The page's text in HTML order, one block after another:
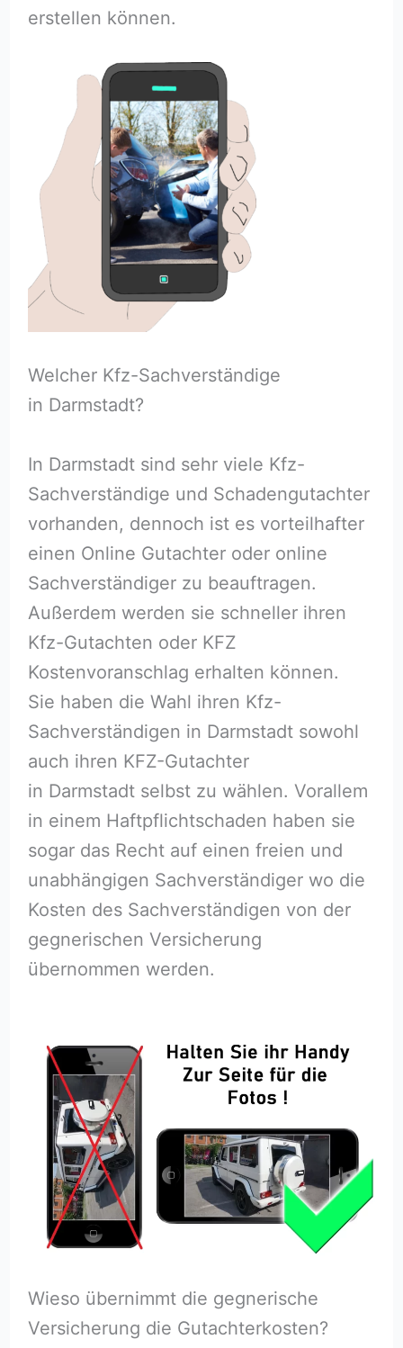
erstellen können.
Welcher Kfz-Sachverständige
in Darmstadt?
In Darmstadt sind sehr viele Kfz-
Sachverständige und Schadengutachter
vorhanden, dennoch ist es vorteilhafter
einen Online Gutachter oder online
Sachverständiger zu beauftragen.
Außerdem werden sie schneller ihren
Kfz-Gutachten oder KFZ
Kostenvoranschlag erhalten können.
Sie haben die Wahl ihren Kfz-
Sachverständigen in Darmstadt sowohl
auch ihren KFZ-Gutachter
in Darmstadt selbst zu wählen. Vorallem
in einem Haftpflichtschaden haben sie
sogar das Recht auf einen freien und
unabhängigen Sachverständiger wo die
Kosten des Sachverständigen von der
gegnerischen Versicherung
übernommen werden.
Wieso übernimmt die gegnerische
Versicherung die Gutachterkosten?